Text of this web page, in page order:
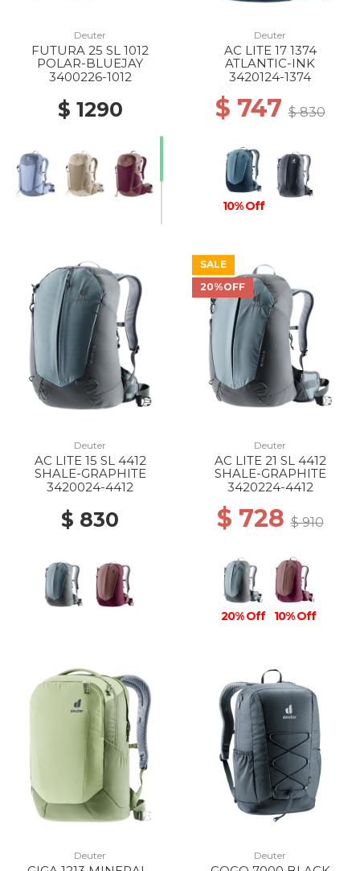
Deuter
FUTURA 25 SL 1012
POLAR-BLUEJAY
3400226-1012
$ 1290
Deuter
AC LITE 17 1374
ATLANTIC-INK
3420124-1374
$ 747$ 830
10% Off
Deuter
AC LITE 15 SL 4412
SHALE-GRAPHITE
3420024-4412
$ 830
SALE
20%OFF
Deuter
AC LITE 21 SL 4412
SHALE-GRAPHITE
3420224-4412
$ 728$ 910
20% Off 10% Off
Deuter Deuter